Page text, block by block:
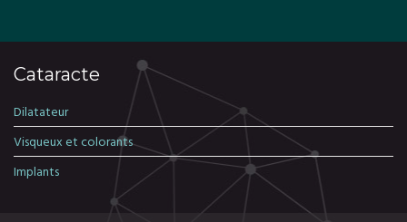
Cataracte
Dilatateur
Visqueux et colorants
Implants